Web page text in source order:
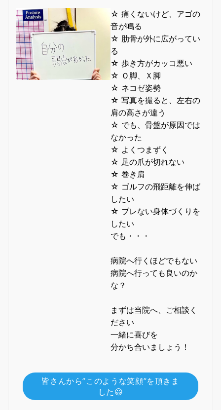
☆ 痛くないけど、アゴの
音が鳴る
☆ 肋骨が外に広がってい
る
☆ 歩き方がカッコ悪い
☆ Ｏ脚、Ｘ脚
☆ ネコゼ姿勢
☆ 写真を撮ると、左右の
肩の高さが違う
☆ でも、骨盤が原因では
なかった
☆ よくつまずく
☆ 足の爪が切れない
☆ 巻き肩
☆ ゴルフの飛距離を伸ば
したい
☆ ブレない身体づくりを
したい
でも・・・
病院へ行くほどでもない
病院へ行っても良いのか
な？
まずは当院へ、ご相談く
ださい
一緒に喜びを
分かち合いましょう！
皆さんから”このような笑顔”を頂きま
した😃